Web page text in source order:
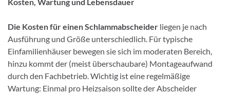
Die Kosten für einen Schlammabscheider liegen je nach
Ausführung und Größe unterschiedlich. Für typische
Einfamilienhäuser bewegen sie sich im moderaten Bereich,
hinzu kommt der (meist überschaubare) Montageaufwand
durch den Fachbetrieb. Wichtig ist eine regelmäßige
Wartung: Einmal pro Heizsaison sollte der Abscheider